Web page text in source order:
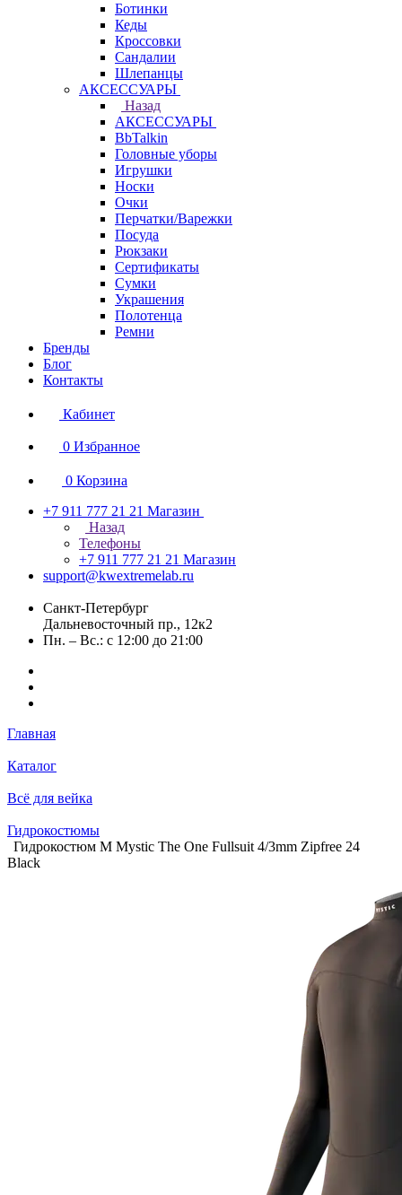
Ботинки
Кеды
Кроссовки
Сандалии
Шлепанцы
АКСЕССУАРЫ
Назад
АКСЕССУАРЫ
BbTalkin
Головные уборы
Игрушки
Носки
Очки
Перчатки/Варежки
Посуда
Рюкзаки
Сертификаты
Сумки
Украшения
Полотенца
Ремни
Бренды
Блог
Контакты
Кабинет
0 Избранное
0 Корзина
+7 911 777 21 21 Магазин
Назад
Телефоны
+7 911 777 21 21 Магазин
support@kwextremelab.ru
Санкт-Петербург
Дальневосточный пр., 12к2
Пн. – Вс.: с 12:00 до 21:00
Главная
Каталог
Всё для вейка
Гидрокостюмы
Гидрокостюм М Mystic The One Fullsuit 4/3mm Zipfree 24
Black